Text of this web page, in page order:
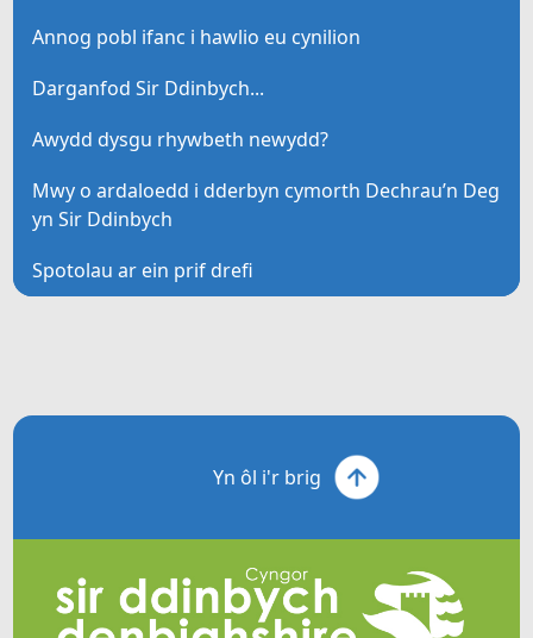
Annog pobl ifanc i hawlio eu cynilion
Darganfod Sir Ddinbych...
Awydd dysgu rhywbeth newydd?
Mwy o ardaloedd i dderbyn cymorth Dechrau’n Deg
yn Sir Ddinbych
Spotolau ar ein prif drefi
Yn ôl i'r brig